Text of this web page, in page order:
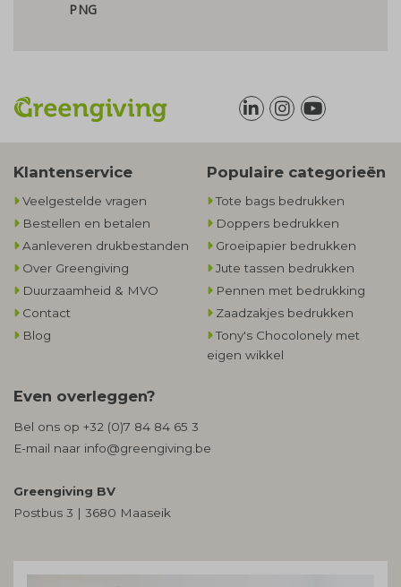
PNG
Klantenservice
Veelgestelde vragen
Bestellen en betalen
Aanleveren drukbestanden
Over Greengiving
Duurzaamheid & MVO
Contact
Blog
Populaire categorieën
Tote bags bedrukken
Doppers bedrukken
Groeipapier bedrukken
Jute tassen bedrukken
Pennen met bedrukking
Zaadzakjes bedrukken
Tony's Chocolonely met
eigen wikkel
Even overleggen?
Bel ons op +32 (0)7 84 84 65 3
E-mail naar info@greengiving.be
Greengiving BV
Postbus 3 | 3680 Maaseik